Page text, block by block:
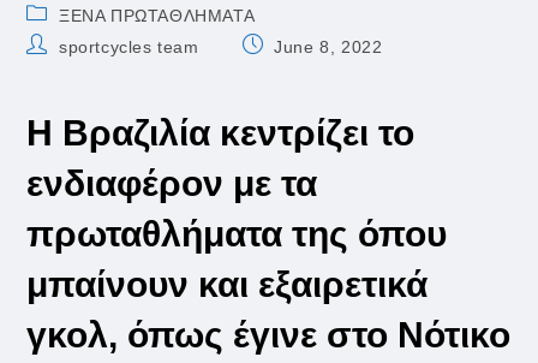
Post
category:
ΞΕΝΑ ΠΡΩΤΑΘΛΗΜΑΤΑ
Postsportcycles team
PostJune 8, 2022
Η Βραζιλία κεντρίζει το
ενδιαφέρον με τα
πρωταθλήματα της όπου
μπαίνουν και εξαιρετικά
γκολ, όπως έγινε στο Νότικο